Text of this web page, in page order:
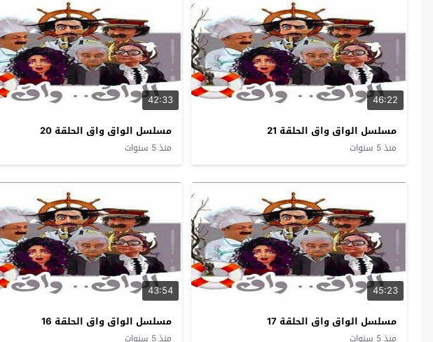
46:22
مسلسل الواق واق الحلقة 21
منذ 5 سنوات
42:33
مسلسل الواق واق الحلقة 20
منذ 5 سنوات
45:23
مسلسل الواق واق الحلقة 17
منذ 5 سنوات
43:54
مسلسل الواق واق الحلقة 16
منذ 5 سنوات